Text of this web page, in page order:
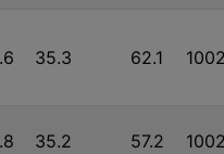
35.3 62.1
35.2 57.2